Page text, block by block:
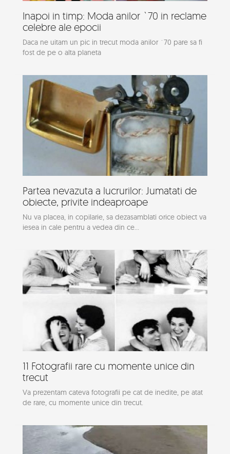
Inapoi in timp: Moda anilor `70 in reclame
celebre ale epocii
Daca ne uitam un pic in trecut moda anilor `70 pare sa fi
fost de pe o alta planeta
Partea nevazuta a lucrurilor: Jumatati de
obiecte, privite indeaproape
Nu va placea, in copilarie, sa dezasamblati orice obiect va
iesea in cale pentru a vedea din ce...
11 Fotografii rare cu momente unice din
trecut
Va prezentam cateva fotografii pe cat de inedite, pe atat
de rare, cu momente unice din trecut.